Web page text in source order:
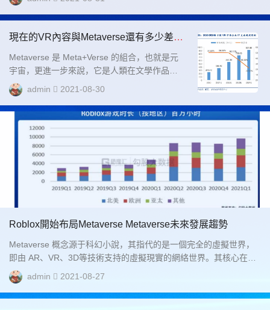
公司、工具型公司、新型 UGC 創作平臺，中國 Metaverse 賽道已
吸引互聯網頭部企業騰訊、網易、字節跳動等躍躍欲試，內容型公
司，新型 UGC 創作平臺加速入局。...
現在的VR內容與Metaverse還有多少差
距？
Metaverse 是 Meta+Verse 的組合，也就是元
宇宙，更進一步來說，它是人類在文學作品里
對下一代互聯網的幻想。Metaverse 就是在未
來建立于虛擬空間的“新世界”，它擁有除實物之
外人類社會擁有的任何東西，人們可以在其中
生活、娛樂、工作、交易。 而Metaverse 概念
也從個人對下一代計算平臺形態的幻想，成為
了許多人對未來世界的共同理想。...
admin 2021-08-30
Roblox開始布局Metaverse Metaverse未來發展趨勢
Metaverse 概念源于科幻小說，其指代的是一個完全的虛擬世界，
即由 AR、VR、3D等技術支持的虛擬現實的網絡世界。其核心在于
Metaverse 創建了一個不同于現實的虛擬世界，從而將人的活動從
現實空間移植到了虛擬空間，如果說移動互聯網時代是對人有效時
間的填充，那么 Metaverse 則是對人生活空間的擴展，在此基礎上
admin 2021-08-27